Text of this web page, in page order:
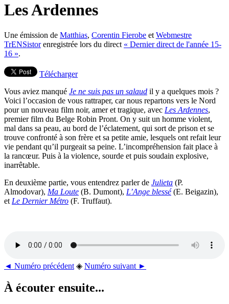
Les Ardennes
Une émission de Matthias, Corentin Fierobe et Webmestre
TrENSistorenregistrée lors du direct « Dernier direct de l'année 15-
16 ».
Télécharger
Vous aviez manqué Je ne suis pas un salaud il y a quelques mois ?
Voici l’occasion de vous rattraper, car nous repartons vers le Nord
pour un nouveau film noir, amer et tragique, avec Les Ardennes,
premier film du Belge Robin Pront. On y suit un homme violent,
mal dans sa peau, au bord de l’éclatement, qui sort de prison et se
trouve confronté à son frère et sa petite amie, lesquels ont refait leur
vie pendant qu’il purgeait sa peine. L’incompréhension fait place à
la rancœur. Puis à la violence, sourde et puis soudain explosive,
inarrêtable.
En deuxième partie, vous entendrez parler de Julieta (P.
Almodovar), Ma Loute (B. Dumont), L’Ange blessé(E. Beigazin),
et Le Dernier Métro (F. Truffaut).
◄ Numéro précédent ◈ Numéro suivant ►
À écouter ensuite...